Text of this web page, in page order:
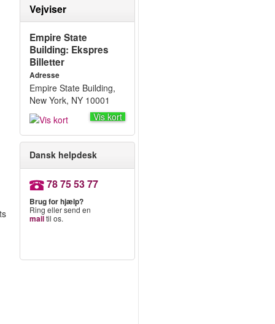
Vejviser
Empire State
Building: Ekspres
Billetter
Adresse
Empire State Building,
New York, NY 10001
Vis kort
Dansk helpdesk
78 75 53 77
Brug for hjælp?
Ring eller send en
mailtil os.